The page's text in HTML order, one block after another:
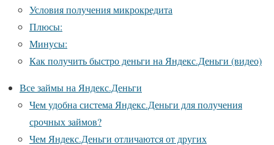
Условия получения микрокредита
Плюсы:
Минусы:
Как получить быстро деньги на Яндекс.Деньги (видео)
Все займы на Яндекс.Деньги
Чем удобна система Яндекс.Деньги для получения
срочных займов?
Чем Яндекс.Деньги отличаются от других